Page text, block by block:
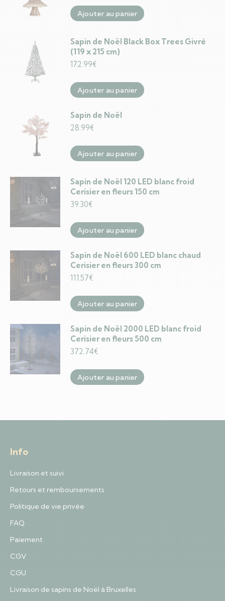
Ajouter au panier
Sapin de Noël Black Box Trees Givré
(119 x 215 cm)
172.99€
Ajouter au panier
Sapin de Noël
28.99€
Ajouter au panier
Sapin de Noël 120 LED blanc froid
Cerisier en fleurs 150 cm
39.30€
Ajouter au panier
Sapin de Noël 600 LED blanc chaud
Cerisier en fleurs 300 cm
111.57€
Ajouter au panier
Sapin de Noël 2000 LED blanc froid
Cerisier en fleurs 500 cm
372.74€
Ajouter au panier
Info
Livraison et suivi
Retours et remboursements
Politique de vie privée
FAQ
Paiement
CGV
CGU
Livraison de sapins de Noël à Bruxelles